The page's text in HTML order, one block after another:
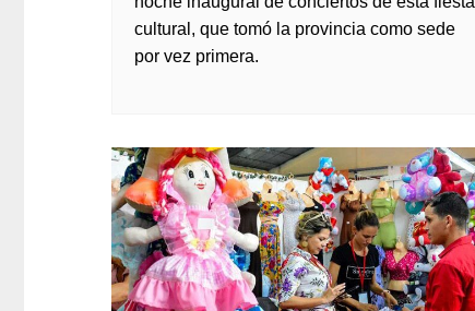
cultural, que tomó la provincia como sede
por vez primera.